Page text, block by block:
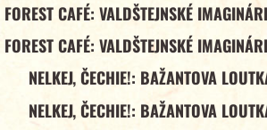
FOREST CAFÉ: VALDŠTEJNSKÉ
FOREST CAFÉ: VALDŠTEJNSKÉ
NELKEJ, ČECHIE!: BAŽANTOVA
NELKEJ, ČECHIE!: BAŽANTOVA